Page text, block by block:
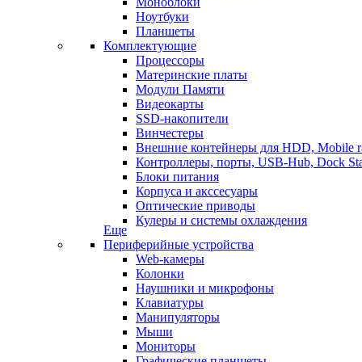
Ноутбуки
Планшеты
Комплектующие
Процессоры
Материнские платы
Модули Памяти
Видеокарты
SSD-накопители
Винчестеры
Внешние контейнеры для HDD, Mobile
Контроллеры, порты, USB-Hub, Dock
Блоки питания
Корпуса и акссесуары
Оптические приводы
Кулеры и системы охлаждения
Еще
Периферийные устройства
Web-камеры
Колонки
Наушники и микрофоны
Клавиатуры
Манипуляторы
Мыши
Мониторы